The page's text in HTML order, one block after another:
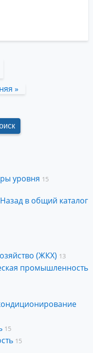
»
уровня 15
Назад в общий каталог
(ЖКХ) 13
промышленность
15
15